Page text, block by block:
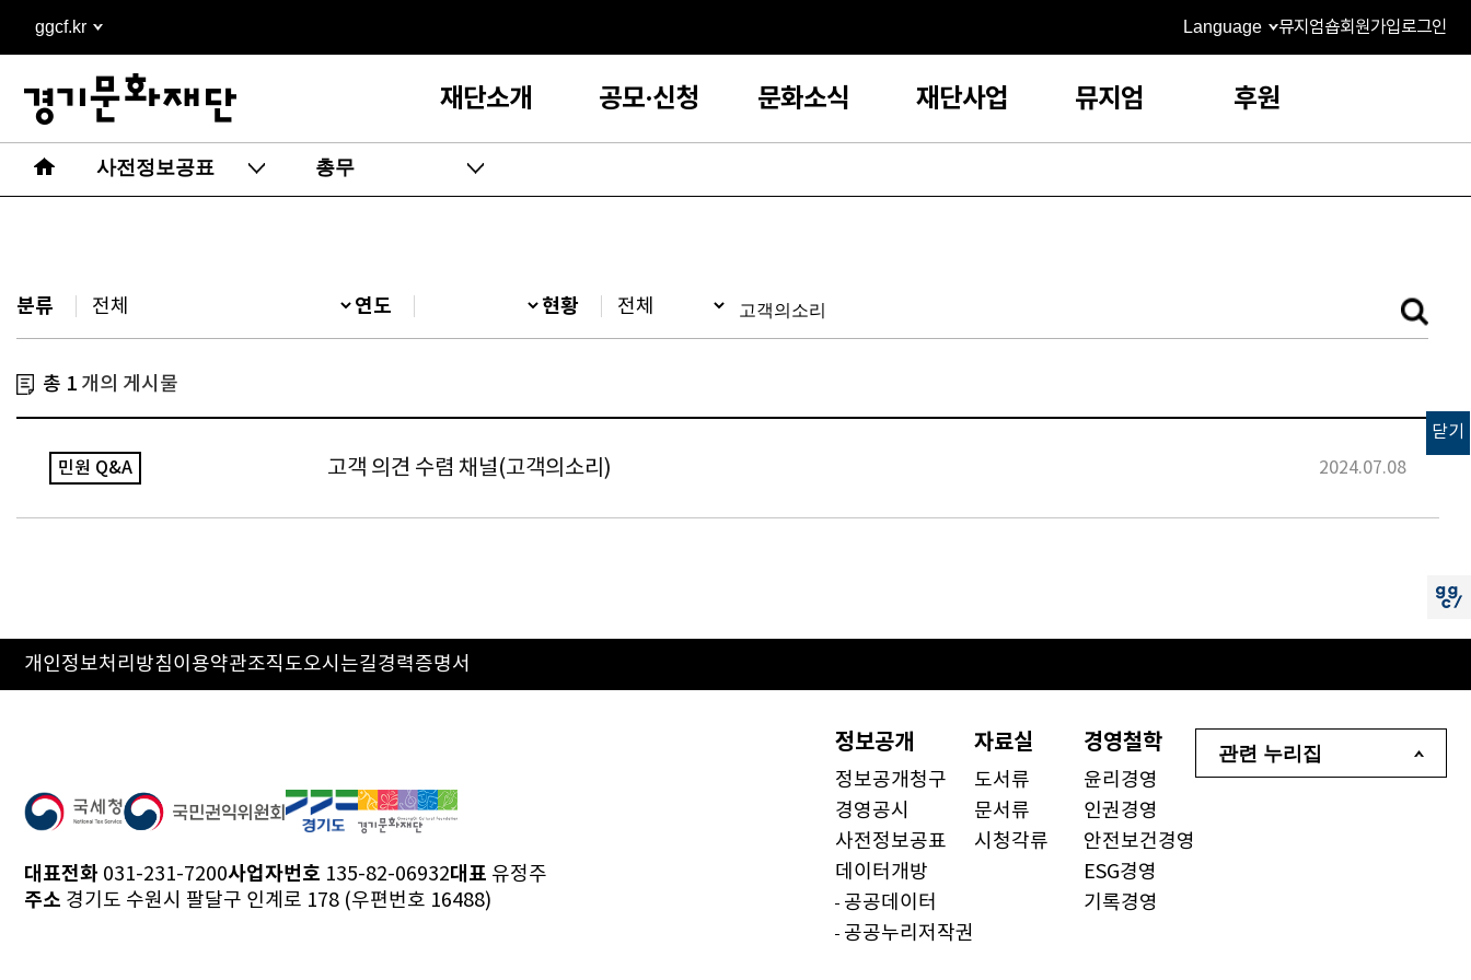
바로가기
ggcf.kr Language 뮤지엄숍회원가입로그인
재단소개 공모·신청 문화소식 재단사업 뮤지엄 후원
닫기
지지
사전정보공표 총무
분류 연도 현황
총 1 개의 게시물
민원 Q&A 고객 의견 수렴 채널(고객의소리) 2024.07.08
개인정보처리방침이용약관조직도오시는길경력증명서
대표전화 031-231-7200사업자번호 135-82-06932대표 유정주
주소 경기도 수원시 팔달구 인계로 178 (우편번호 16488)
정보공개
정보공개청구
경영공시
사전정보공표
데이터개방
공공데이터
공공누리저작권
자료실
도서류
문서류
시청각류
경영철학
윤리경영
인권경영
안전보건경영
ESG경영
기록경영
관련 누리집